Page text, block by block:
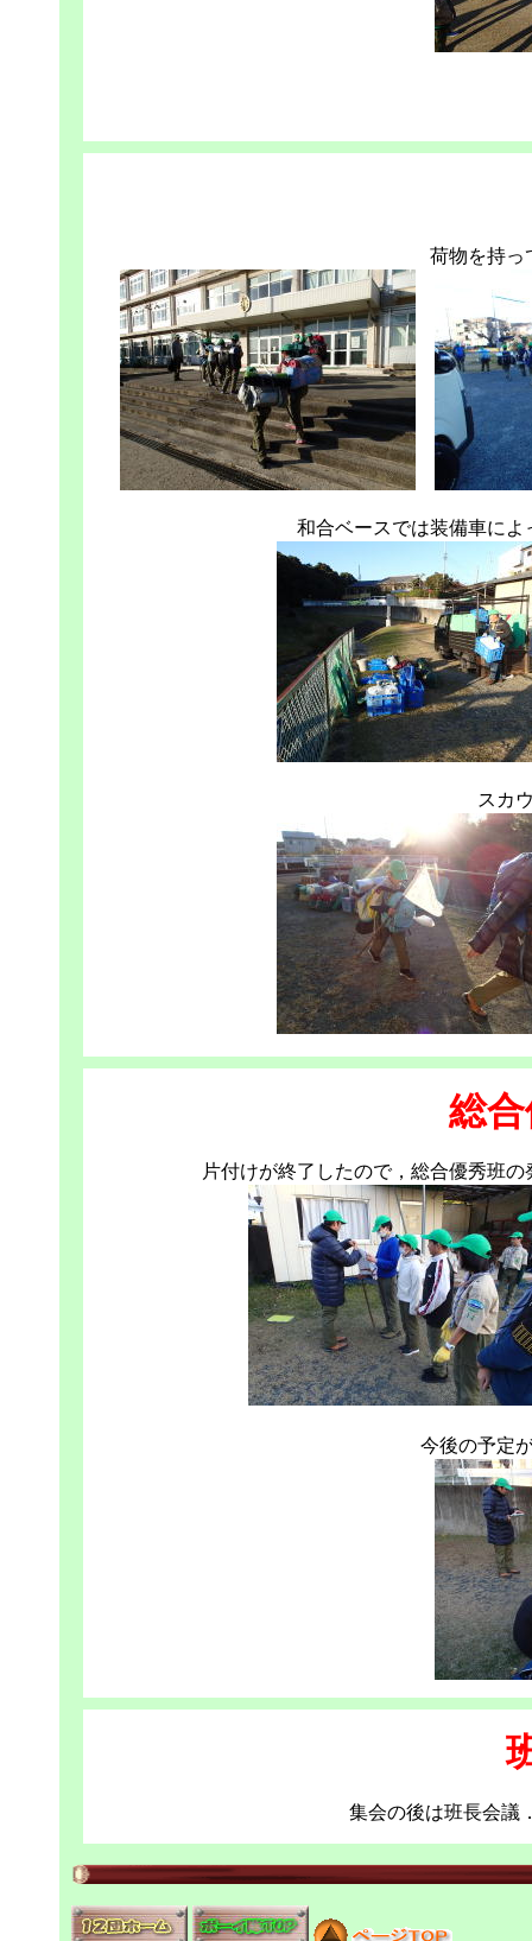
荷物を持っ
和合ベースでは装備車に
スカ
総
片付けが終了したので，総合優秀班
今後の予定
集会の後は班長会議